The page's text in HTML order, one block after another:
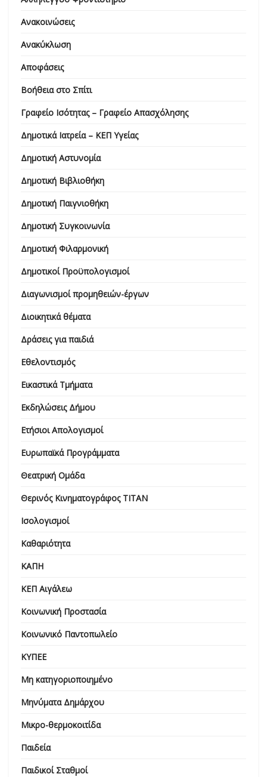
Ανακοινώσεις
Ανακύκλωση
Αποφάσεις
Βοήθεια στο Σπίτι
Γραφείο Ισότητας – Γραφείο Απασχόλησης
Δημοτικά Ιατρεία – ΚΕΠ Υγείας
Δημοτική Αστυνομία
Δημοτική Βιβλιοθήκη
Δημοτική Παιγνιοθήκη
Δημοτική Συγκοινωνία
Δημοτική Φιλαρμονική
Δημοτικοί Προϋπολογισμοί
Διαγωνισμοί προμηθειών-έργων
Διοικητικά θέματα
Δράσεις για παιδιά
Εθελοντισμός
Εικαστικά Τμήματα
Εκδηλώσεις Δήμου
Ετήσιοι Απολογισμοί
Ευρωπαϊκά Προγράμματα
Θεατρική Ομάδα
Θερινός Κινηματογράφος ΤΙΤΑΝ
Ισολογισμοί
Καθαριότητα
ΚΑΠΗ
ΚΕΠ Αιγάλεω
Κοινωνική Προστασία
Κοινωνικό Παντοπωλείο
ΚΥΠΕΕ
Μη κατηγοριοποιημένο
Μηνύματα Δημάρχου
Μικρο-θερμοκοιτίδα
Παιδεία
Παιδικοί Σταθμοί